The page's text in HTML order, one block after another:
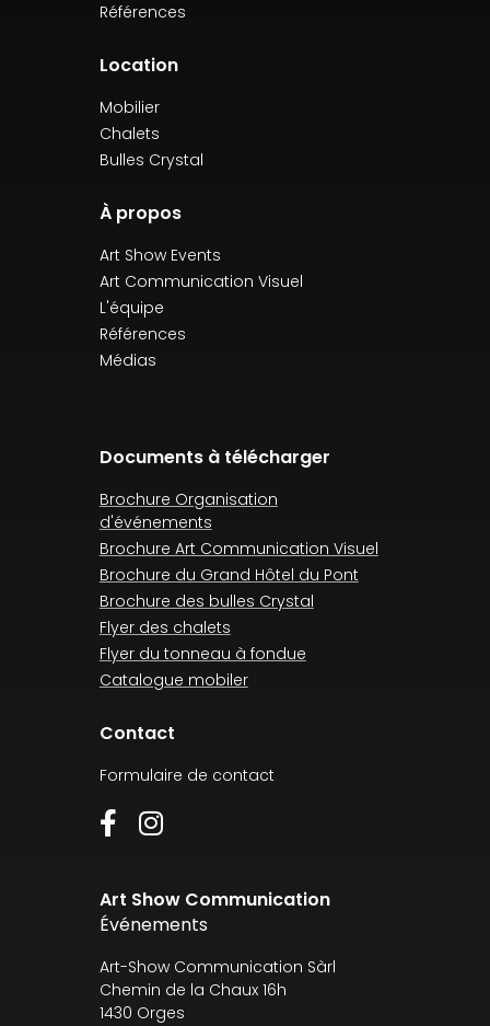
Références
Location
Mobilier
Chalets
Bulles Crystal
À propos
Art Show Events
Art Communication Visuel
L'équipe
Références
Médias
Documents à télécharger
Brochure Organisation
d'événements
Brochure Art Communication Visuel
Brochure du Grand Hôtel du Pont
Brochure des bulles Crystal
Flyer des chalets
Flyer du tonneau à fondue
Catalogue mobiler
Contact
Formulaire de contact
Art Show Communication
Événements
Art-Show Communication Sàrl
Chemin de la Chaux 16h
1430 Orges